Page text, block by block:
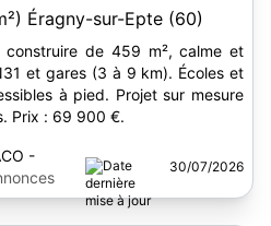
Éragny-sur-Epte (60)
construire de 459 m², calme et
et gares (3 à 9 km). Écoles et
à pied. Projet sur mesure
Prix : 69 900 €.
-
|
30/07/2026